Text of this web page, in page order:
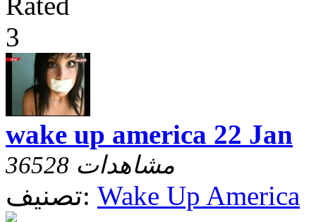
wake up america 22 Jan
36528 مشاهدات
تصنيف: Wake Up America